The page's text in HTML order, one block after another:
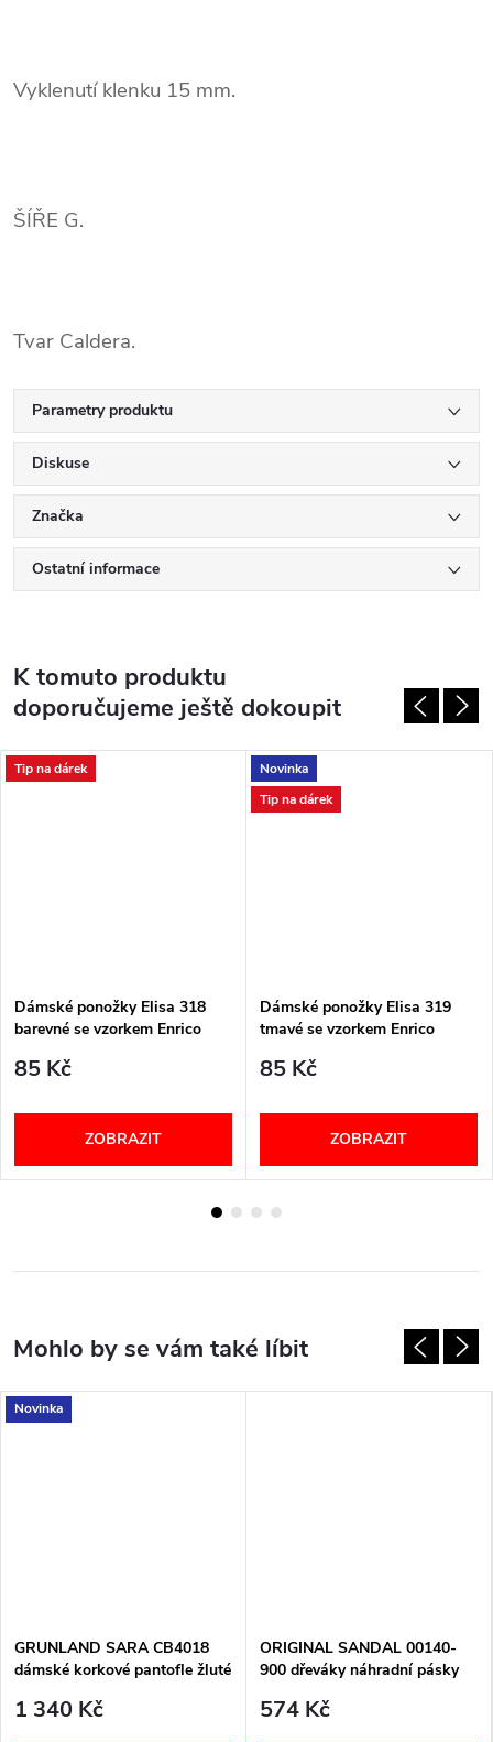
Vyklenutí klenku 15 mm.
ŠÍŘE G.
Tvar Caldera.
Parametry produktu
Diskuse
Značka
Ostatní informace
K tomuto produktu
doporučujeme ještě dokoupit
Tip na dárek
Dámské ponožky Elisa 318
barevné se vzorkem Enrico
85 Kč
ZOBRAZIT
Novinka
Tip na dárek
Dámské ponožky Elisa 319
tmavé se vzorkem Enrico
85 Kč
ZOBRAZIT
Novinka
GRUNLAND SARA CB4018
dámské korkové pantofle žluté
1 340 Kč
ORIGINAL SANDAL 00140-
900 dřeváky náhradní pásky
574 Kč